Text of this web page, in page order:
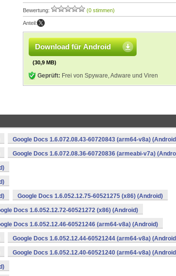
Bewertung: (0 stimmen)
Anteil:
Download für Android
(30,9 MB)
Geprüft: Frei von Spyware, Adware und Viren
Google Docs 1.6.072.08.43-60720843 (arm64-v8a)
Google Docs 1.6.072.08.36-60720836 (armeabi-v7a)
Google Docs 1.6.052.12.75-60521275 (x86) (Android)
Docs 1.6.052.12.72-60521272 (x86) (Android)
Docs 1.6.052.12.46-60521246 (arm64-v8a) (Android)
Google Docs 1.6.052.12.44-60521244 (arm64-v8a)
Google Docs 1.6.052.12.40-60521240 (arm64-v8a)